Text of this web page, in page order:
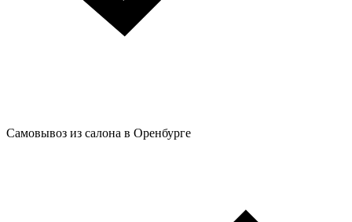
Самовывоз из салона в Оренбурге